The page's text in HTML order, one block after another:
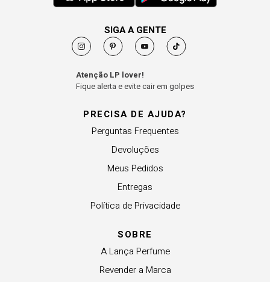
PRECISA DE AJUDA?
Perguntas Frequentes
Devoluções
Meus Pedidos
Entregas
Política de Privacidade
SOBRE
A Lança Perfume
Revender a Marca
SIGA A GENTE
Atenção LP lover!
Fique alerta e evite cair em golpes